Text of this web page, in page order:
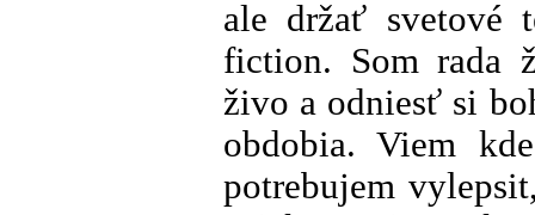
ale držať svetové
fiction. Som rada
živo a odniesť si
obdobia. Viem
potrebujem